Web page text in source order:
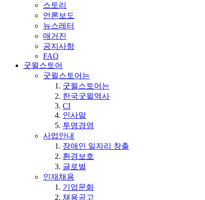
스토리
언론보도
뉴스레터
매거진
공지사항
FAQ
굿윌스토어
굿윌스토어는
굿윌스토어는
한국굿윌역사
CI
인사말
투명경영
사업안내
장애인 일자리 창출
환경보호
글로벌
인재채용
기업문화
채용공고